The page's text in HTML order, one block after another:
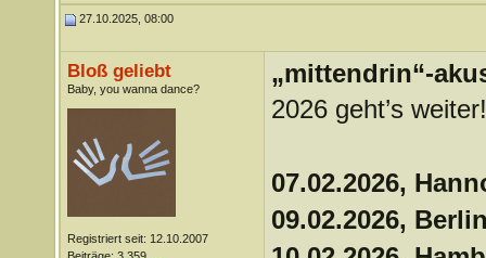
27.10.2025, 08:00
Bloß geliebt
Baby, you wanna dance?
Registriert seit: 12.10.2007
„mittendrin“-
2026 geht’s
07.02.2026,
09.02.2026,